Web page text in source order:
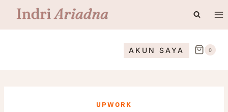
Skip
AKUN SAYA 0
UPWORK